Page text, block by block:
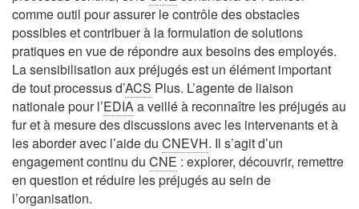
comme outil pour assurer le contrôle des obstacles
possibles et contribuer à la formulation de solutions
pratiques en vue de répondre aux besoins des employés.
La sensibilisation aux préjugés est un élément important
de tout processus d’ACS Plus. L’agente de liaison
nationale pour l’EDIAa veillé à reconnaître les préjugés au
fur et à mesure des discussions avec les intervenants et à
les aborder avec l’aide du CNEVH. Il s’agit d’un
engagement continu du CNE : explorer, découvrir, remettre
en question et réduire les préjugés au sein de
l’organisation.